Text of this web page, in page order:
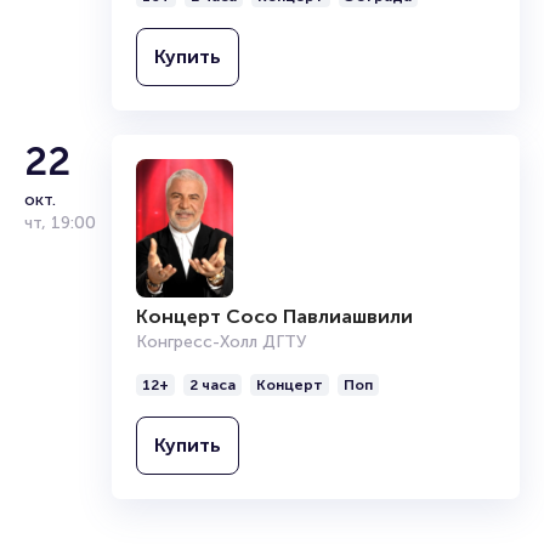
Купить
22
окт.
чт, 19:00
Концерт Сосо Павлиашвили
Конгресс-Холл ДГТУ
12+ 2 часа Концерт Поп
Купить